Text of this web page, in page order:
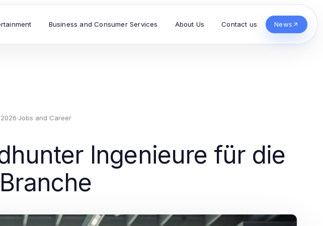
Business and Consumer Services About Us Contact us News
·Jobs and Career
Ingenieure für die